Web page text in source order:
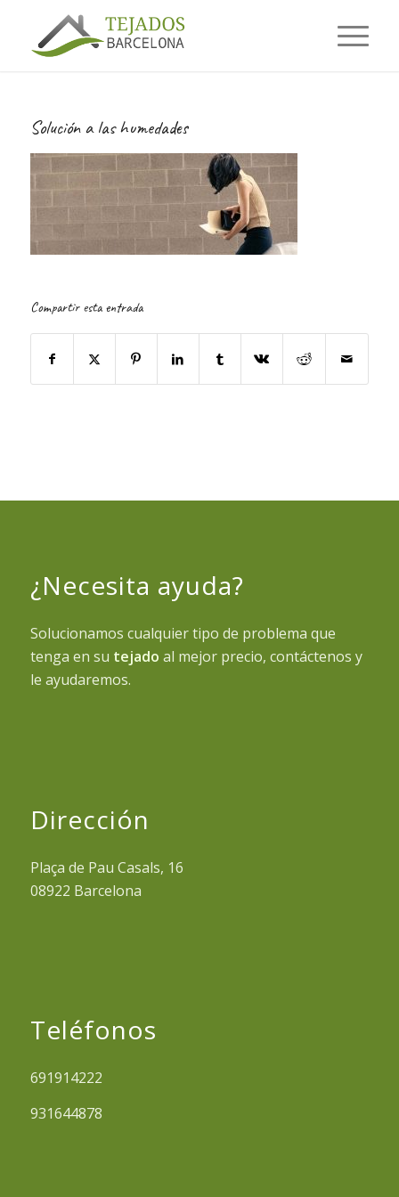
Solución a las humedades
Compartir esta entrada
¿Necesita ayuda?
Solucionamos cualquier tipo de problema que
tenga en su tejado al mejor precio, contáctenos y
le ayudaremos.
Dirección
Plaça de Pau Casals, 16
08922 Barcelona
Teléfonos
691914222
931644878